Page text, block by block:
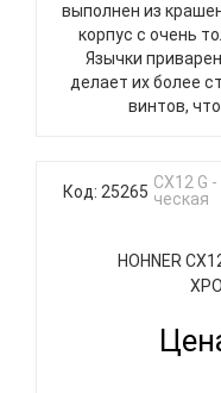
выполнен из
корпус с очень
Язычки
делает их более
винтов,
Код: 25265
HOHNER